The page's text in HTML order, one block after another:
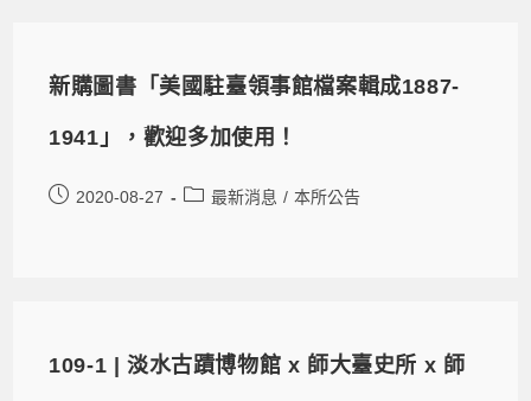
新購圖書「美國駐臺領事館檔案輯成1887-
1941」，歡迎多加使用！
2020-08-27 最新消息 / 本所公告
109-1 | 淡水古蹟博物館 x 師大臺史所 x 師